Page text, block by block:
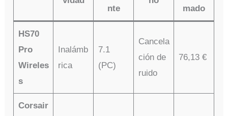
nte
mado
HS70
Pro
Wireles
s
Inalámb
rica
7.1
(PC)
Cancela
ción de
ruido
76,13 €
Corsair